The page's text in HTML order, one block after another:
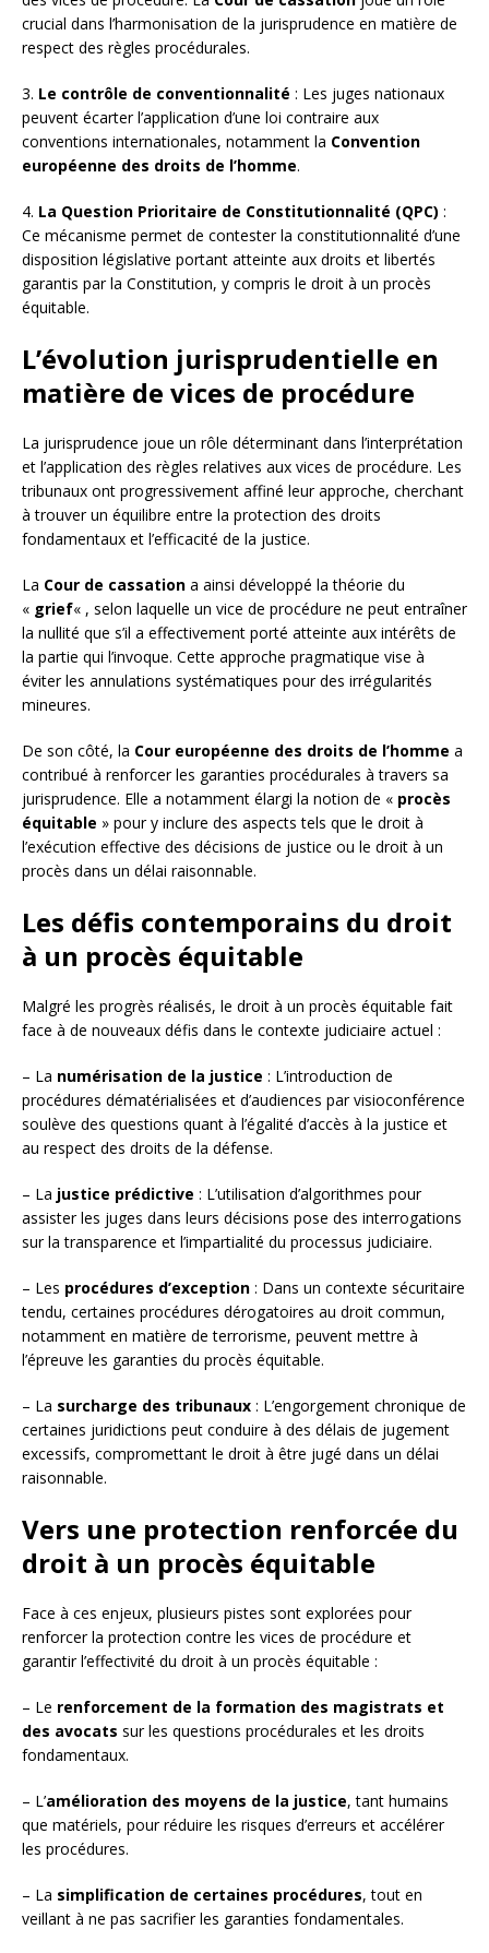
crucial dans l’harmonisation de la jurisprudence en matière de
respect des règles procédurales.
3. Le contrôle de conventionnalité : Les juges nationaux
peuvent écarter l’application d’une loi contraire aux
conventions internationales, notamment la Convention
européenne des droits de l’homme.
4. La Question Prioritaire de Constitutionnalité (QPC) :
Ce mécanisme permet de contester la constitutionnalité d’une
disposition législative portant atteinte aux droits et libertés
garantis par la Constitution, y compris le droit à un procès
équitable.
L’évolution jurisprudentielle en
matière de vices de procédure
La jurisprudence joue un rôle déterminant dans l’interprétation
et l’application des règles relatives aux vices de procédure. Les
tribunaux ont progressivement affiné leur approche, cherchant
à trouver un équilibre entre la protection des droits
fondamentaux et l’efficacité de la justice.
La Cour de cassation a ainsi développé la théorie du
« grief« , selon laquelle un vice de procédure ne peut entraîner
la nullité que s’il a effectivement porté atteinte aux intérêts de
la partie qui l’invoque. Cette approche pragmatique vise à
éviter les annulations systématiques pour des irrégularités
mineures.
De son côté, la Cour européenne des droits de l’homme a
contribué à renforcer les garanties procédurales à travers sa
jurisprudence. Elle a notamment élargi la notion de « procès
équitable » pour y inclure des aspects tels que le droit à
l’exécution effective des décisions de justice ou le droit à un
procès dans un délai raisonnable.
Les défis contemporains du droit
à un procès équitable
Malgré les progrès réalisés, le droit à un procès équitable fait
face à de nouveaux défis dans le contexte judiciaire actuel :
– La numérisation de la justice : L’introduction de
procédures dématérialisées et d’audiences par visioconférence
soulève des questions quant à l’égalité d’accès à la justice et
au respect des droits de la défense.
– La justice prédictive : L’utilisation d’algorithmes pour
assister les juges dans leurs décisions pose des interrogations
sur la transparence et l’impartialité du processus judiciaire.
– Les procédures d’exception : Dans un contexte sécuritaire
tendu, certaines procédures dérogatoires au droit commun,
notamment en matière de terrorisme, peuvent mettre à
l’épreuve les garanties du procès équitable.
– La surcharge des tribunaux : L’engorgement chronique de
certaines juridictions peut conduire à des délais de jugement
excessifs, compromettant le droit à être jugé dans un délai
raisonnable.
Vers une protection renforcée du
droit à un procès équitable
Face à ces enjeux, plusieurs pistes sont explorées pour
renforcer la protection contre les vices de procédure et
garantir l’effectivité du droit à un procès équitable :
– Le renforcement de la formation des magistrats et
des avocats sur les questions procédurales et les droits
fondamentaux.
– L’amélioration des moyens de la justice, tant humains
que matériels, pour réduire les risques d’erreurs et accélérer
les procédures.
– La simplification de certaines procédures, tout en
veillant à ne pas sacrifier les garanties fondamentales.